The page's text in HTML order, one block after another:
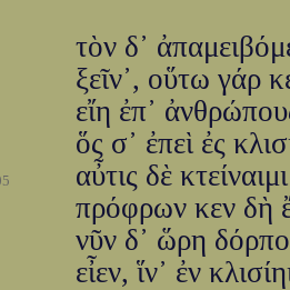
τὸν δ᾽
ξεῖν᾽, οὕτω γάρ
εἴη ἐπ᾽
ὅς σ᾽ ἐπεὶ ἐς
αὖτις δὲ
πρόφρων κεν δὴ
νῦν δ᾽ ὥρη
εἶεν, ἵν᾽ ἐν